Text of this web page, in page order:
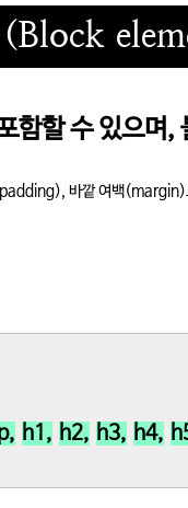
함할 수 있으며,
바깥 여백(margin)
h1, h2, h3, h4,